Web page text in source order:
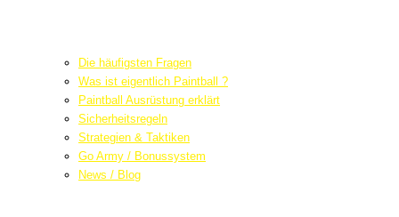
Die häufigsten Fragen
Was ist eigentlich Paintball ?
Paintball Ausrüstung erklärt
Sicherheitsregeln
Strategien & Taktiken
Go Army / Bonussystem
News / Blog